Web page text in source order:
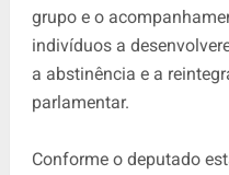
grupo e o
indivíduos a
a abstinência e a
parlamentar.
Conforme o deputado